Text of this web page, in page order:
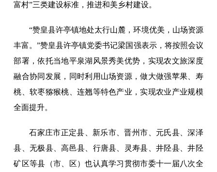
富村”三类建设标准，推进和美乡村建设。
“赞皇县许亭镇地处太行山麓，环境优美，山场资源
丰富。”赞皇县许亭镇党委书记梁国强表示，将按照会议
部署，依托当地平泉湖风景秀美优势，实现农文旅深度
融合协同发展，同时利用山场资源，做大做强苹果、寿
桃、软枣猕猴桃、连翘等特色产业，实现农业产业规模
全面提升。
石家庄市正定县、新乐市、晋州市、元氏县、深泽
县、无极县、高邑县、行唐县、灵寿县、井陉县、井陉
矿区等县（市、区）也认真学习贯彻市委十一届八次全